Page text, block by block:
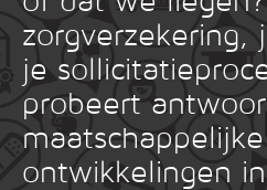
zorgverzekering,
je
probeert
ontwikkelingen